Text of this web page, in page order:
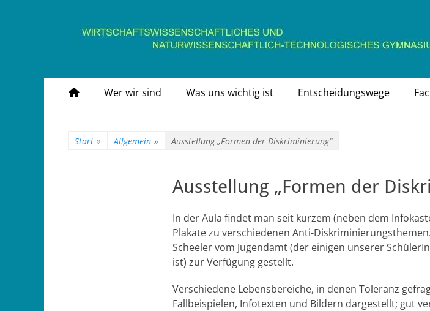
Gymnasium Stein
wirtschaftswissenschaftliches und naturwissenschaftlich-technologisches Gymnasium
Primäres
Zum
Inhalt
Wer wir sind Was uns wichtig ist Entscheidungswege
Start » Allgemein » Ausstellung „Formen der Diskriminierung“
Ausstellung „Formen der
In der Aula findet man seit kurzem (neben dem
Plakate zu verschiedenen Anti-
Scheeler vom Jugendamt (der einigen unserer
ist) zur Verfügung gestellt.
Verschiedene Lebensbereiche, in denen Toleranz
Fallbeispielen, Infotexten und Bildern dargestellt; gut